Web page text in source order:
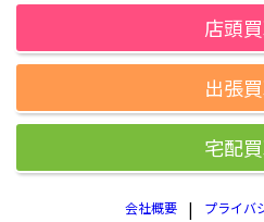
店頭
出張
宅配
会社概要 プライバ